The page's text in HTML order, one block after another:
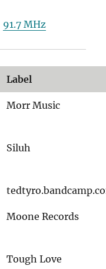
91.7 MHz
Label
Morr Music
Siluh
Moone Records
Tough Love